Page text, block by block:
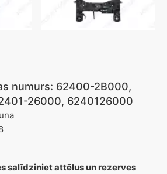
numurs: 62400-2B000,
26000, 6240126000
salīdziniet attēlus un rezerves